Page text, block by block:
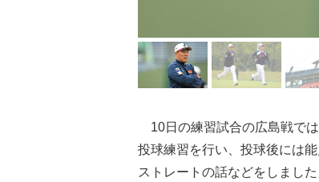
10日の練習試合の広島戦で
投球練習を行い、投球後には
ストレートの話などをしまし